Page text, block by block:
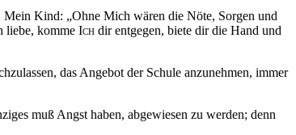
Mein Kind: „Ohne Mich wären die Nöte, Sorgen und
liebe, komme Ich dir entgegen, biete dir die Hand und
das Angebot der Schule anzunehmen, immer
muß Angst haben, abgewiesen zu werden; denn